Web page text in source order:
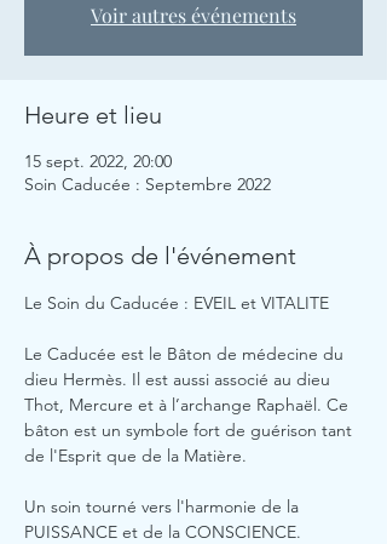
Voir autres événements
Heure et lieu
15 sept. 2022, 20:00
Soin Caducée : Septembre 2022
À propos de l'événement
Le Soin du Caducée : EVEIL et VITALITE
Le Caducée est le Bâton de médecine du
dieu Hermès. Il est aussi associé au dieu
Thot, Mercure et à l’archange Raphaël. Ce
bâton est un symbole fort de guérison tant
de l'Esprit que de la Matière.
Un soin tourné vers l'harmonie de la
PUISSANCE et de la CONSCIENCE.